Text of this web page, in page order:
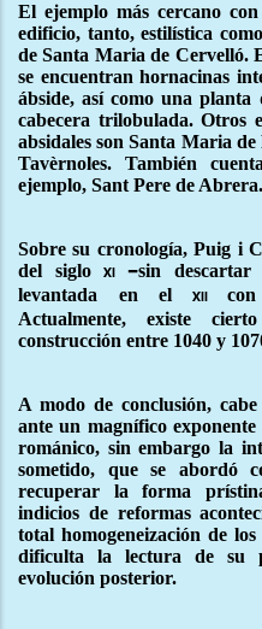
El ejemplo más cercano
edificio, tanto, estilística
de Santa Maria de Cervelló.
se encuentran hornacinas
ábside, así como una planta
cabecera trilobulada. Otros
absidales son Santa Maria
Tavèrnoles. También
ejemplo, Sant Pere de Abrera.
Sobre su cronología, Puig i
del sigloxi –sin
levantada en el xii
Actualmente, existe
construcción entre 1040 y
A modo de conclusión,
ante un magnífico
románico, sin embargo la
sometido, que se abordó
recuperar la forma
indicios de reformas
total homogeneización de
dificulta la lectura de su
evolución posterior.